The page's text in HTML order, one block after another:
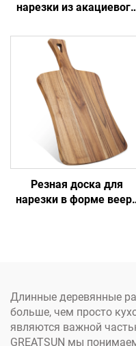
нарезки из акациевого
пиццы
Резная доска для
нарезки в форме
Длинные деревянные
больше, чем просто
являются важной
GREATSUN мы